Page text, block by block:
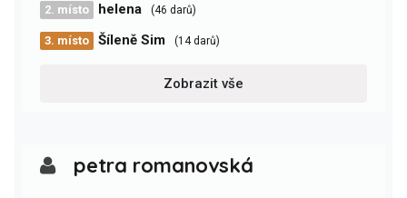
2. místo helena (46 darů)
3. místo Šíleně Sim (14 darů)
Zobrazit vše
petra romanovská